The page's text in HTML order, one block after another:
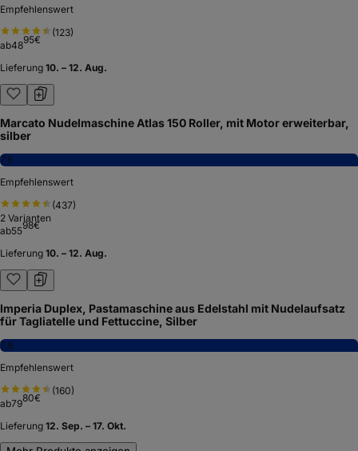
ab7780€84,10 €
Lieferung 14. – 18. Aug.
Edelstahl für 9 verschiedene Teigdicken
7,5
Empfehlenswert
Lieferung
10. – 12. Aug.
Kein Bild
ADE Nudelmaschine Edelstahl, manuelle Pastamaschine mit 7
Teigstärken, für Lasagneplatten, Spaghetti und Fettuccine,
inklusive Trockner und Borstenpinsel
7,3
Empfehlenswert